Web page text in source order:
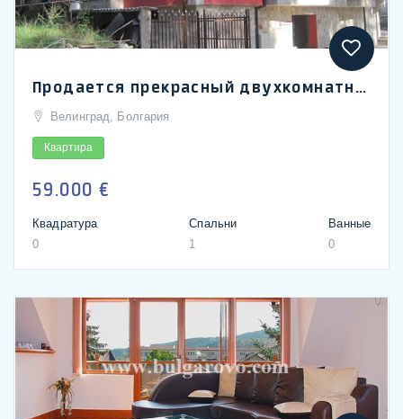
Продается прекрасный двухкомнатный апартамент в спа-столице Балканского полуострова - г. Велинград
Велинград, Болгария
Квартира
59.000 €
Квадратура
0
Спальни
1
Ванные
0